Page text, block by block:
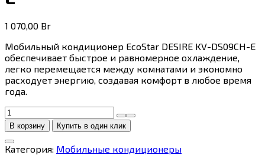
1 070,00 Br
Мобильный кондиционер EcoStar DESIRE KV-DS09CH-E
обеспечивает быстрое и равномерное охлаждение,
легко перемещается между комнатами и экономно
расходует энергию, создавая комфорт в любое время
года.
Количество
товара
Мобильный
кондиционер
В корзину Купить в один клик
Категория: Мобильные кондиционеры